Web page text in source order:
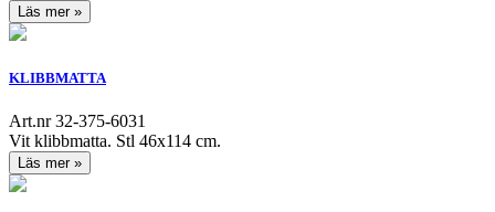
Läs mer »
KLIBBMATTA
Art.nr 32-375-6031
Vit klibbmatta. Stl 46x114 cm.
Läs mer »